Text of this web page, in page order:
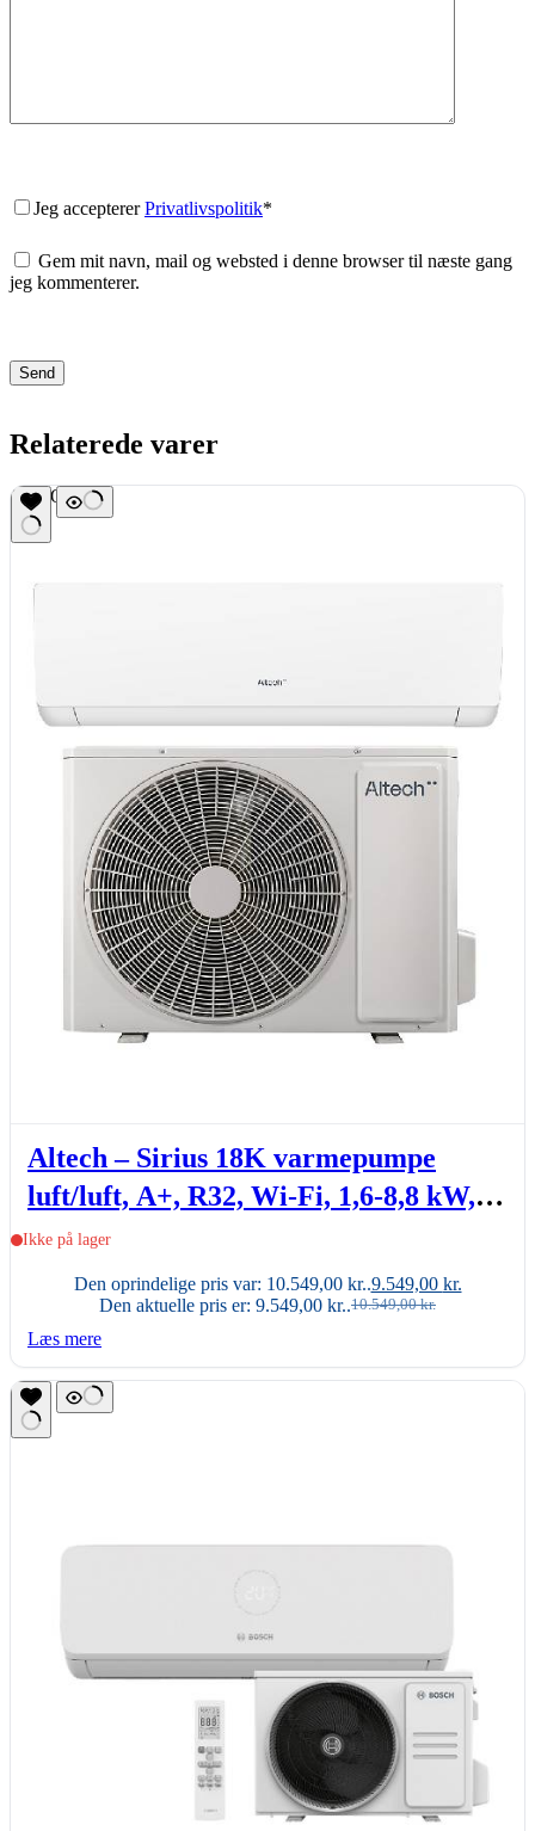
Jeg acceptererPrivatlivspolitik*
Gem mit navn, mail og websted i denne browser til næste gang
jeg kommenterer.
Send
Relaterede varer
UDSOLGT
Altech – Sirius 18K varmepumpe
luft/luft, A+, R32, Wi-Fi, 1,6-8,8 kW,
3.0, sæt (inde- & udedel.)
Ikke på lager
10.549,00kr.
Den oprindelige pris var: 10.549,00 kr..9.549,00 kr.
Den aktuelle pris er: 9.549,00 kr..
Læs mere